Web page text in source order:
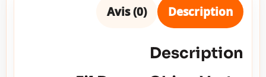
Description
Avis (0)
Description